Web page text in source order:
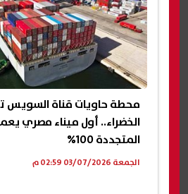
محطة حاويات قناة السويس
الخضراء.. أول ميناء مصري
المتجددة 100%
الجمعة 03/07/2026 02:59 م